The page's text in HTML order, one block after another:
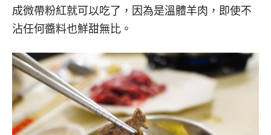
成微帶粉紅就可以吃了，因為是溫體羊肉，即使不
沾任何醬料也鮮甜無比。